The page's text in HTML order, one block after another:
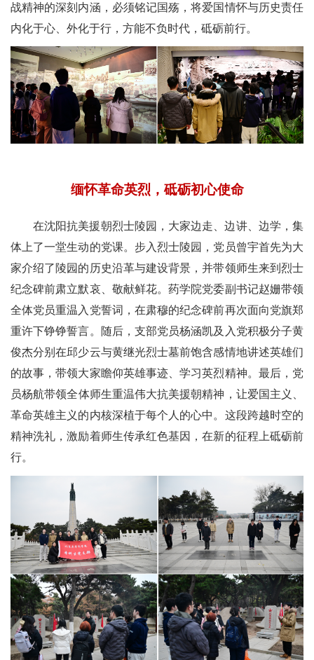
战精神的深刻内涵 ，必须铭记国殇，将爱国情怀与历史责任
内化于心、外化于行，方能不负时代，砥砺前行。
缅怀革命英烈，砥砺初心使命
在沈阳抗美援朝烈士陵园， 大家边走、边讲、边学，集
体上了一堂生动的党课。步入烈士陵园， 党员曾宇首先为大
家介绍了陵园的历史沿革与建设背景 ，并带领师生来到烈士
纪念碑前肃立默哀、敬献鲜花。药学院党委副书记赵姗带领
全体党员重温入党誓词 ，在肃穆的纪念碑前再次面向党旗郑
重许下铮铮誓言。随后，支部党员杨涵凯及入党积极分子黄
俊杰分别在邱少云与黄继光烈士墓前饱含感情地讲述英雄们
的故事 ，带领大家瞻仰英雄事迹、学习英烈精神。最后， 党
员杨航带领全体师生重温伟大抗美援朝精神 ，让爱国主义、
革命英雄主义的内核深植于每个人的心中 。这段跨越时空的
精神洗礼，激励着师生传承红色基因，在新的征程上砥砺前
行。